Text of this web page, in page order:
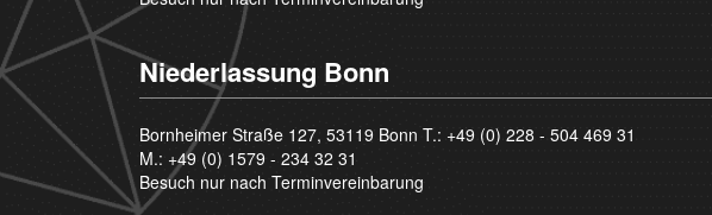
Niederlassung Bonn
Bornheimer Straße 127, 53119 Bonn T.: +49 (0) 228 - 504 469 31
M.: +49 (0) 1579 - 234 32 31
Besuch nur nach Terminvereinbarung